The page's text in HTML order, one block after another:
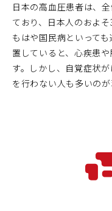
日本の高血圧患者は、
ており、日本人のおよ
もはや国民病といって
置していると、心疾患
す。しかし、自覚症状
を行わない人も多いのが